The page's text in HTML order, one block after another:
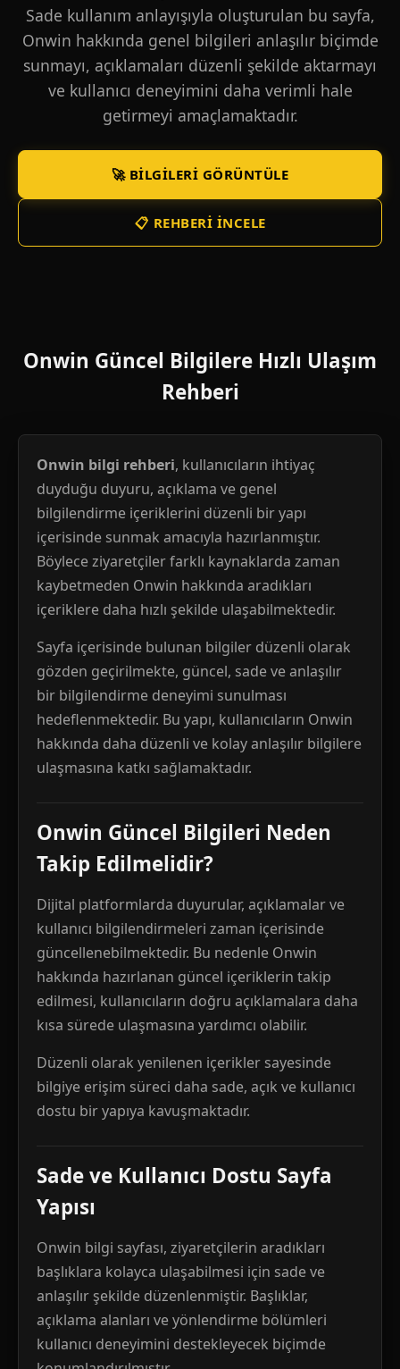
Sade kullanım anlayışıyla oluşturulan bu sayfa,
Onwin hakkında genel bilgileri anlaşılır biçimde
sunmayı, açıklamaları düzenli şekilde aktarmayı
ve kullanıcı deneyimini daha verimli hale
getirmeyi amaçlamaktadır.
🚀 BILGILERI GÖRÜNTÜLE
📋 REHBERI İNCELE
Onwin Güncel Bilgilere Hızlı Ulaşım
Rehberi
Onwin bilgi rehberi, kullanıcıların ihtiyaç
duyduğu duyuru, açıklama ve genel
bilgilendirme içeriklerini düzenli bir yapı
içerisinde sunmak amacıyla hazırlanmıştır.
Böylece ziyaretçiler farklı kaynaklarda zaman
kaybetmeden Onwin hakkında aradıkları
içeriklere daha hızlı şekilde ulaşabilmektedir.
Sayfa içerisinde bulunan bilgiler düzenli olarak
gözden geçirilmekte, güncel, sade ve anlaşılır
bir bilgilendirme deneyimi sunulması
hedeflenmektedir. Bu yapı, kullanıcıların Onwin
hakkında daha düzenli ve kolay anlaşılır bilgilere
ulaşmasına katkı sağlamaktadır.
Onwin Güncel Bilgileri Neden
Takip Edilmelidir?
Dijital platformlarda duyurular, açıklamalar ve
kullanıcı bilgilendirmeleri zaman içerisinde
güncellenebilmektedir. Bu nedenle Onwin
hakkında hazırlanan güncel içeriklerin takip
edilmesi, kullanıcıların doğru açıklamalara daha
kısa sürede ulaşmasına yardımcı olabilir.
Düzenli olarak yenilenen içerikler sayesinde
bilgiye erişim süreci daha sade, açık ve kullanıcı
dostu bir yapıya kavuşmaktadır.
Sade ve Kullanıcı Dostu Sayfa
Yapısı
Onwin bilgi sayfası, ziyaretçilerin aradıkları
başlıklara kolayca ulaşabilmesi için sade ve
anlaşılır şekilde düzenlenmiştir. Başlıklar,
açıklama alanları ve yönlendirme bölümleri
kullanıcı deneyimini destekleyecek biçimde